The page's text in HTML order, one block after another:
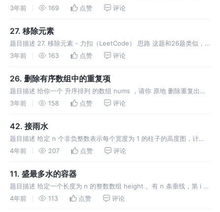
题了，所以这题的思路也就不言而喻了。首先按照27题的做法，将值不
3年前 169 点赞 评论
27. 移除元素
题目描述 27. 移除元素 - 力扣（LeetCode） 思路 这题和26题类似，
也是利用双指针的思想，一个指针表示数组的新长度，另一个指针用于
3年前 163 点赞 评论
26. 删除有序数组中的重复项
题目描述 给你一个 升序排列 的数组 nums ，请你 原地 删除重复出现
的元素，使每个元素 只出现一次 ，返回删除后数组的新长度。元素的
3年前 158 点赞 评论
42. 接雨水
题目描述 给定 n 个非负整数表示每个宽度为 1 的柱子的高度图，计算
按此排列的柱子，下雨之后能接多少雨水。 示例 1： 示例 2： 提示：
4年前 207 点赞 评论
11. 盛最多水的容器
题目描述 给定一个长度为 n 的整数数组 height 。有 n 条垂线，第 i 条
线的两个端点是 (i, 0) 和 (i, height[i]) 。 找出其中的两条线，使得它
4年前 113 点赞 评论